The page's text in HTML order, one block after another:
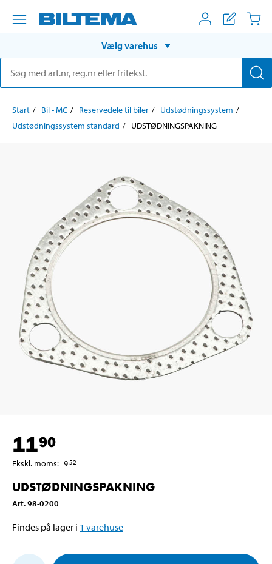
Vælg varehus
Start Bil - MC Reservedele til biler
Udstødningssystem
Udstødningssystem standard
UDSTØDNINGSPAKNING
1190
Ekskl. moms: 952
UDSTØDNINGSPAKNING
Art.98-0200
Findes på lager i 1 varehuse